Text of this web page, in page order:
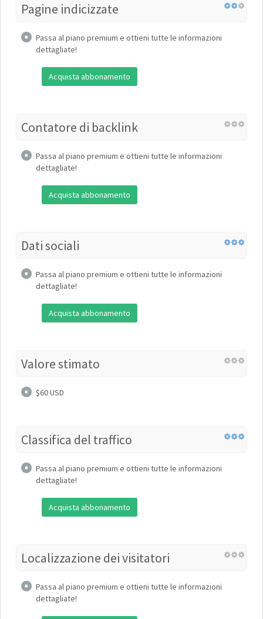
Pagine indicizzate
Passa al piano premium e ottieni tutte le informazioni
dettagliate!
Acquista abbonamento
Contatore di backlink
Passa al piano premium e ottieni tutte le informazioni
dettagliate!
Acquista abbonamento
Dati sociali
Passa al piano premium e ottieni tutte le informazioni
dettagliate!
Acquista abbonamento
Valore stimato
$60 USD
Classifica del traffico
Passa al piano premium e ottieni tutte le informazioni
dettagliate!
Acquista abbonamento
Localizzazione dei visitatori
Passa al piano premium e ottieni tutte le informazioni
dettagliate!